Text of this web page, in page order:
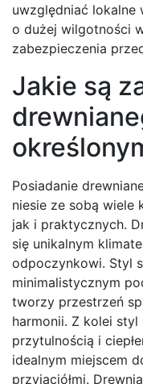
uwzględniać lokalne
o dużej wilgotności
zabezpieczenia
Jakie są
Posiadanie
niesie ze sobą wiele
jak i praktycznych.
się unikalnym
odpoczynkowi. Styl
minimalistycznym
tworzy przestrzeń
harmonii. Z kolei
przytulnością i
idealnym miejscem
przyjaciółmi.